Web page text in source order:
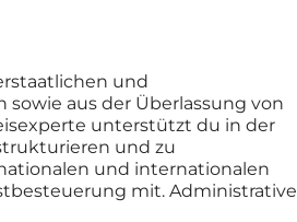
und
aus der Überlassung von
unterstützt du in der
und zu
und internationalen
mit. Administrative